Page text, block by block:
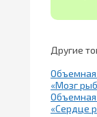
Другие
«Мозг
«Сердце